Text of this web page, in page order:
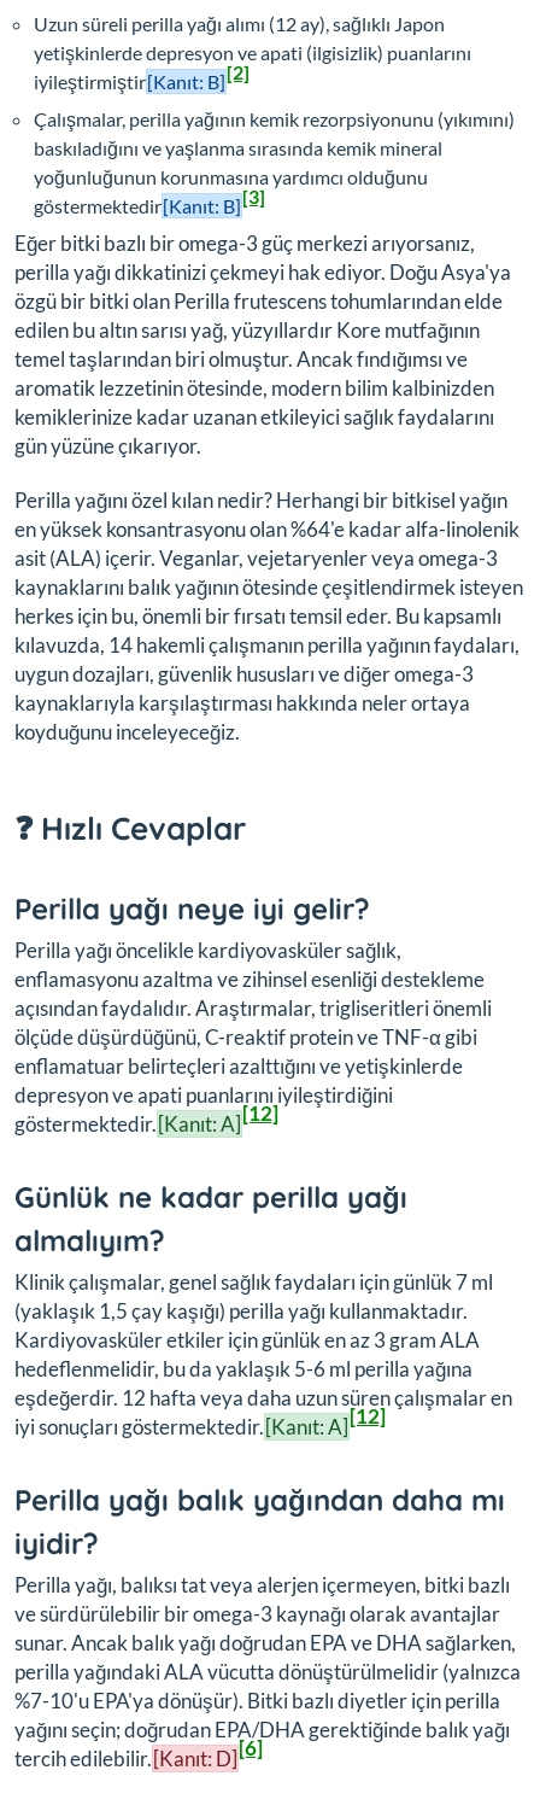
Uzun süreli perilla yağı alımı (12 ay), sağlıklı Japon
yetişkinlerde depresyon ve apati (ilgisizlik) puanlarını
iyileştirmiştir[Kanıt: B][2]
Çalışmalar, perilla yağının kemik rezorpsiyonunu (yıkımını)
baskıladığını ve yaşlanma sırasında kemik mineral
yoğunluğunun korunmasına yardımcı olduğunu
göstermektedir[Kanıt: B][3]
Eğer bitki bazlı bir omega-3 güç merkezi arıyorsanız,
perilla yağı dikkatinizi çekmeyi hak ediyor. Doğu Asya'ya
özgü bir bitki olanPerilla frutescenstohumlarından elde
edilen bu altın sarısı yağ, yüzyıllardır Kore mutfağının
temel taşlarından biri olmuştur. Ancak fındığımsı ve
aromatik lezzetinin ötesinde, modern bilim kalbinizden
kemiklerinize kadar uzanan etkileyici sağlık faydalarını
gün yüzüne çıkarıyor.
Perilla yağını özel kılan nedir? Herhangi bir bitkisel yağın
en yüksek konsantrasyonu olan %64'e kadar alfa-linolenik
asit (ALA) içerir. Veganlar, vejetaryenler veya omega-3
kaynaklarını balık yağının ötesinde çeşitlendirmek isteyen
herkes için bu, önemli bir fırsatı temsil eder. Bu kapsamlı
kılavuzda, 14 hakemli çalışmanın perilla yağının faydaları,
uygun dozajları, güvenlik hususları ve diğer omega-3
kaynaklarıyla karşılaştırması hakkında neler ortaya
koyduğunu inceleyeceğiz.
❓ Hızlı Cevaplar
Perilla yağı neye iyi gelir?
Perilla yağı öncelikle kardiyovasküler sağlık,
enflamasyonu azaltma ve zihinsel esenliği destekleme
açısından faydalıdır. Araştırmalar, trigliseritleri önemli
ölçüde düşürdüğünü, C-reaktif protein ve TNF-α gibi
enflamatuar belirteçleri azalttığını ve yetişkinlerde
depresyon ve apati puanlarını iyileştirdiğini
göstermektedir.[Kanıt: A][12]
Günlük ne kadar perilla yağı
almalıyım?
Klinik çalışmalar, genel sağlık faydaları için günlük 7 ml
(yaklaşık 1,5 çay kaşığı) perilla yağı kullanmaktadır.
Kardiyovasküler etkiler için günlük en az 3 gram ALA
hedeflenmelidir, bu da yaklaşık 5-6 ml perilla yağına
eşdeğerdir. 12 hafta veya daha uzun süren çalışmalar en
iyi sonuçları göstermektedir.[Kanıt: A][12]
Perilla yağı balık yağından daha mı
iyidir?
Perilla yağı, balıksı tat veya alerjen içermeyen, bitki bazlı
ve sürdürülebilir bir omega-3 kaynağı olarak avantajlar
sunar. Ancak balık yağı doğrudan EPA ve DHA sağlarken,
perilla yağındaki ALA vücutta dönüştürülmelidir (yalnızca
%7-10'u EPA'ya dönüşür). Bitki bazlı diyetler için perilla
yağını seçin; doğrudan EPA/DHA gerektiğinde balık yağı
tercih edilebilir.[Kanıt: D][6]